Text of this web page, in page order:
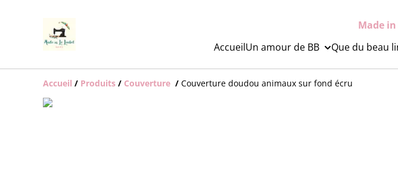
Made
AccueilUn amour de BB Que du beau
Accueil / Produits / Couverture / Couverture doudou animaux sur fond écru